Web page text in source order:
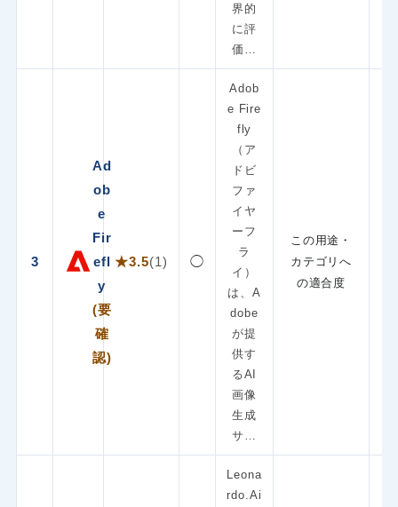
界的
に評
価…
3
Ad
ob
e
Fir
efl
y
(要
確
認)
★3.5(1) ◯
Adob
e Fire
fly
（ア
ドビ
ファ
イヤ
ーフ
ラ
イ）
は、A
dobe
が提
供す
るAI
画像
生成
サ…
この用途・
カテゴリへ
の適合度
Leona
rdo.Ai